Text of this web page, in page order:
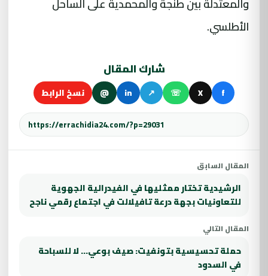
الأطلسي.
شارك المقال
f
X
☏
↗
in
@ نسخ الرابط
المقال السابق
الرشيدية تختار ممثليها في الفيدرالية الجهوية
للتعاونيات بجهة درعة تافيلالت في اجتماع رقمي ناجح
المقال التالي
حملة تحسيسية بتونفيت: صيف بوعي… لا للسباحة
في السدود